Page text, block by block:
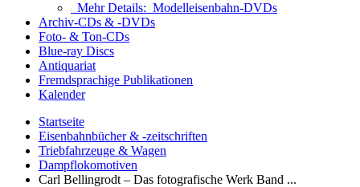
Mehr Details: Modelleisenbahn-DVDs
Archiv-CDs & -DVDs
Foto- & Ton-CDs
Blue-ray Discs
Antiquariat
Fremdsprachige Publikationen
Kalender
Startseite
Eisenbahnbücher & -zeitschriften
Triebfahrzeuge & Wagen
Dampflokomotiven
Carl Bellingrodt – Das fotografische Werk Band ...